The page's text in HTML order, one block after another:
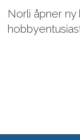
Norli åpner